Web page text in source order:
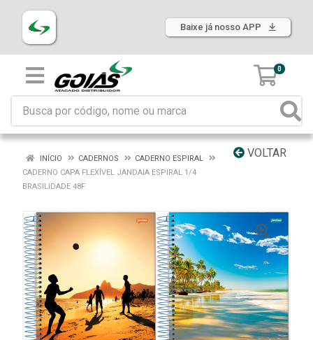
Baixe já nosso APP
0
VOLTAR
INÍCIO CADERNOS
CADERNO ESPIRAL
CADERNO CAPA FLEXÍVEL JANDAIA ESPIRAL 1/4
BRASILIDADE 48F